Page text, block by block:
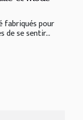
fabriqués pour
de se sentir...